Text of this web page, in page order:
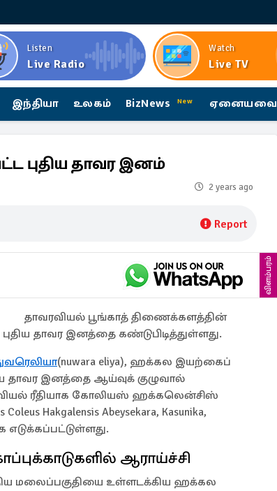
Listen
Live Radio
Watch
Live TV
இந்தியா உலகம் BizNews New ஏனையவை
புதிய தாவர இனம்
2 years ago
Report
விளம்பரம்
தாவரவியல் பூங்காத் திணைக்களத்தின்
தாவர இனத்தை கண்டுபிடித்துள்ளது.
(nuwara eliya), ஹக்கல இயற்கைப்
தாவர இனத்தை ஆய்வுக் குழுவால்
ரீதியாக கோலியஸ் ஹக்கலென்சிஸ்
Hakgalensis Abeysekara, Kasunika,
எடுக்கப்பட்டுள்ளது.
ஆராய்ச்சி
மலைப்பகுதியை உள்ளடக்கிய ஹக்கல